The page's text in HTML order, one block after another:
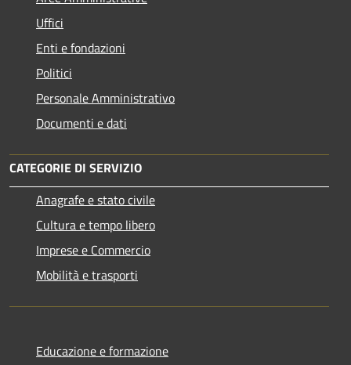
Uffici
Enti e fondazioni
Politici
Personale Amministrativo
Documenti e dati
CATEGORIE DI SERVIZIO
Anagrafe e stato civile
Cultura e tempo libero
Imprese e Commercio
Mobilità e trasporti
Educazione e formazione